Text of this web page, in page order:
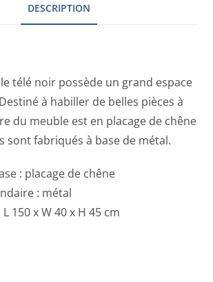
DESCRIPTION
télé noir possède un grand espace
à habiller de belles pièces à
du meuble est en placage de chêne
sont fabriqués à base de métal.
: placage de chêne
: métal
150 x W 40 x H 45 cm